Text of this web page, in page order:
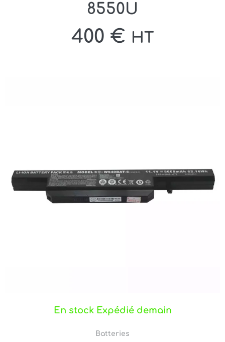
8550U
400 € HT
En stock Expédié demain
Batteries